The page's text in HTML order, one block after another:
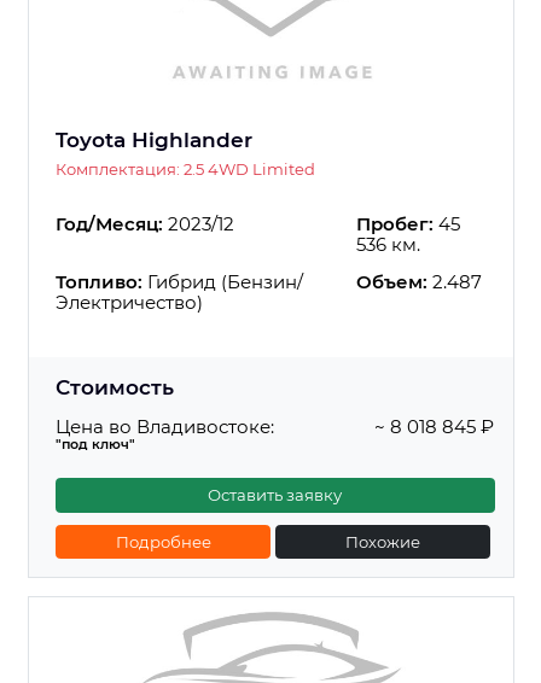
Toyota Highlander
Комплектация: 2.5 4WD Limited
Год/Месяц: 2023/12 Пробег: 45
536 км.
Топливо: Гибрид (Бензин/
Электричество)
Объем: 2.487
Стоимость
Цена во Владивостоке:
"под ключ"
~ 8 018 845 ₽
Оставить заявку
Подробнее Похожие